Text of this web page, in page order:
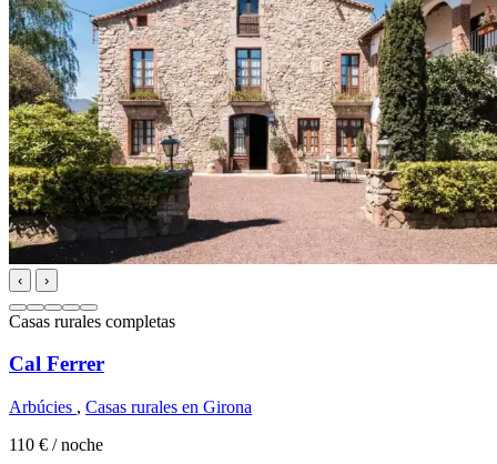
‹ ›
Casas rurales completas
Cal Ferrer
Arbúcies , Casas rurales en Girona
110 € / noche